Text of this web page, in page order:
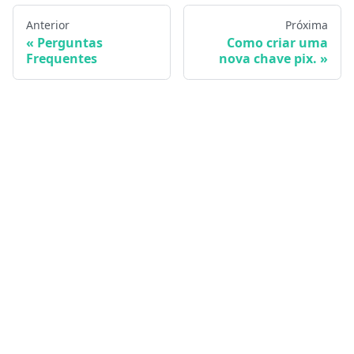
Anterior
Perguntas
Frequentes
Próxima
Como criar uma
nova chave pix.